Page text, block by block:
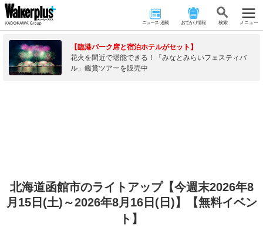
ニュース･連載 おでかけ情報 検 索 メニュー
【臨港パーク席と宿泊ホテルがセット】
花火を間近で堪能できる！「みなとみらいフェスティバ
ル」鑑賞ツアーを販売中
北海道函館市のライトアップ【今週末2026年8
月15日(土)～2026年8月16日(日)】【無料イベン
ト】